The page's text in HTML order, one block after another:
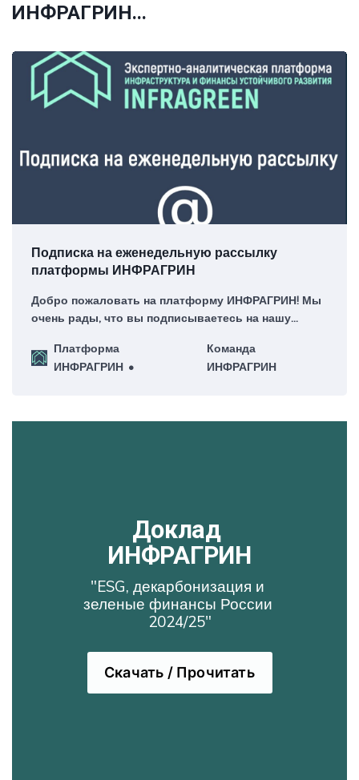
ИНФРАГРИН...
Подписка на еженедельную рассылку
платформы ИНФРАГРИН
Добро пожаловать на платформу ИНФРАГРИН! Мы
очень рады, что вы подписываетесь на нашу
честь!Платформа
ИНФРАГРИН
Команда
ИНФРАГРИН
Доклад
ИНФРАГРИН
"ESG, декарбонизация и
зеленые финансы России
2024/25"
Скачать / Прочитать